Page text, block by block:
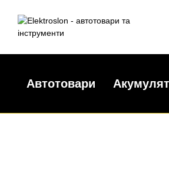
Автотовари